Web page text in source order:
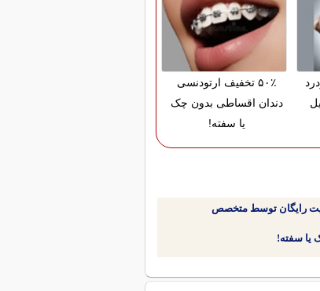
۵۰٪ تخفیف ارتودنسی
دندان اقساطی بدون چک
یا سفته!
رایگان توسط متخصص